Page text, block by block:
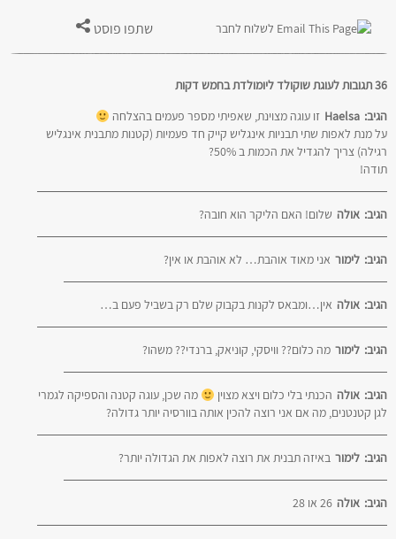
לשלוח לחבר שתפו פוסט
36 תגובות לעוגת שוקולד ליומולדת בחמש דקות
Haelsa הגיב:
זו עוגה מצוינת, שאפיתי מספר פעמים בהצלחה
על מנת לאפות שתי תבניות אינגליש קייק חד פעמיות (קטנות מתבנית אינגליש
רגילה) צריך להגדיל את הכמות ב 50%?
תודה!
אולה הגיב: שלום! האם הליקר הוא חובה?
לימור הגיב: אני מאוד אוהבת… לא אוהבת או אין?
אולה הגיב: אין…ומבאס לקנות בקבוק שלם רק בשביל פעם ב…
לימור הגיב: מה כלום?? וויסקי, קוניאק, ברנדי?? משהו?
אולה הגיב: הכנתי בלי כלום ויצא מצוין
מה שכן, עוגה קטנה והספיקה לגמרי
לגן קטנטנים, מה אם אני רוצה להכין אותה בוורסיה יותר גדולה?
לימור הגיב: באיזה תבנית את רוצה לאפות את הגדולה יותר?
אולה הגיב: 26 או 28